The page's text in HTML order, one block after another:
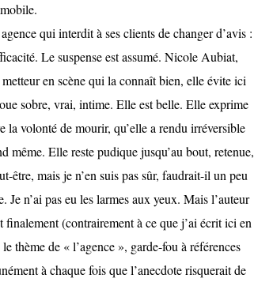
qui interdit à ses clients de changer d’avis :
Le suspense est assumé. Nicole Aubiat,
en scène qui la connaît bien, elle évite ici
sobre, vrai, intime. Elle est belle. Elle exprime
la volonté de mourir, qu’elle a rendu irréversible
même. Elle reste pudique jusqu’au bout, retenue,
être, mais je n’en suis pas sûr, faudrait-il un peu
n’ai pas eu les larmes aux yeux. Mais l’auteur
(contrairement à ce que j’ai écrit ici en
thème de « l’agence », garde-fou à références
à chaque fois que l’anecdote risquerait de